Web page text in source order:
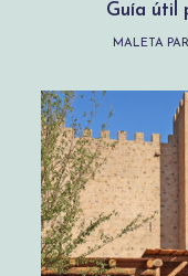
Guía útil
MALETA